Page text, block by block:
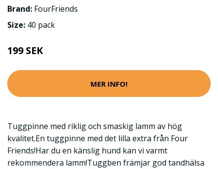
Brand: FourFriends
Size: 40 pack
199 SEK
MER INFO!
Tuggpinne med riklig och smaskig lamm av hög
kvalitet.En tuggpinne med det lilla extra från Four
Friends!Har du en känslig hund kan vi varmt
rekommendera lamm!Tuggben främjar god tandhälsa